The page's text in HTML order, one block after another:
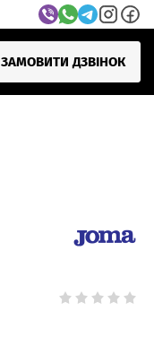
ЗАМОВИТИ ДЗВІНОК